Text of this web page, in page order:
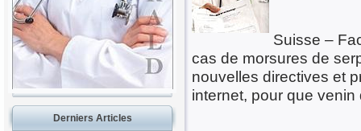
Derniers Articles
Suisse –
cas de morsures de
nouvelles directives et
internet, pour que